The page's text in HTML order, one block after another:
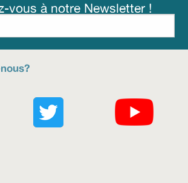
vous à notre Newsletter !